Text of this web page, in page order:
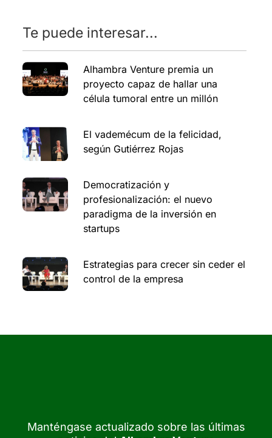
Te puede interesar...
Alhambra Venture premia un
proyecto capaz de hallar una
célula tumoral entre un millón
El vademécum de la felicidad,
según Gutiérrez Rojas
Democratización y
profesionalización: el nuevo
paradigma de la inversión en
startups
Estrategias para crecer sin ceder el
control de la empresa
Manténgase actualizado sobre las últimas